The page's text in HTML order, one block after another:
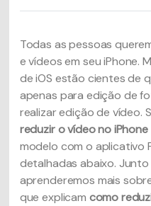
Todas as pessoas
e vídeos em seu iPhone.
de iOS estão cientes de
apenas para edição de
realizar edição de vídeo.
reduzir o vídeo no
modelo com o aplicativo
detalhadas abaixo. Junto
aprenderemos mais
que explicam como